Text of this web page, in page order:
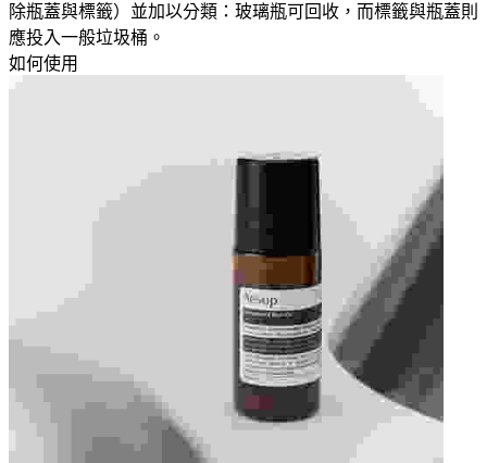
除瓶蓋與標籤）並加以分類：玻璃瓶可回收，而標籤與瓶蓋則
應投入一般垃圾桶。
如何使用